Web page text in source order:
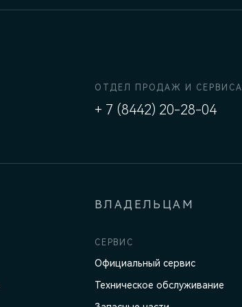
ОТДЕЛ ПРОДАЖ И СЕРВИСА
+ 7 (8442) 20-28-04
ВЛАДЕЛЬЦАМ
СЕРВИС
Официальный сервис
Техническое обслуживание